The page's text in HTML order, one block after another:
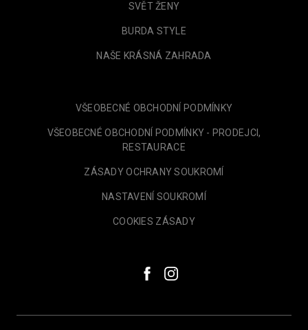
SVĚT ŽENY
BURDA STYLE
NAŠE KRÁSNÁ ZAHRADA
VŠEOBECNÉ OBCHODNÍ PODMÍNKY
VŠEOBECNÉ OBCHODNÍ PODMÍNKY - PRODEJCI,
RESTAURACE
ZÁSADY OCHRANY SOUKROMÍ
NASTAVENÍ SOUKROMÍ
COOKIES ZÁSADY